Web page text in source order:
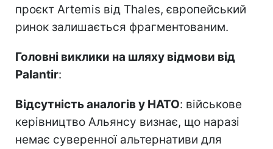
проєкт Artemis від Thales, європейський
ринок залишається фрагментованим.
Головні виклики на шляху відмови від
Palantir:
Відсутність аналогів у НАТО: військове
керівництво Альянсу визнає, що наразі
немає суверенної альтернативи для